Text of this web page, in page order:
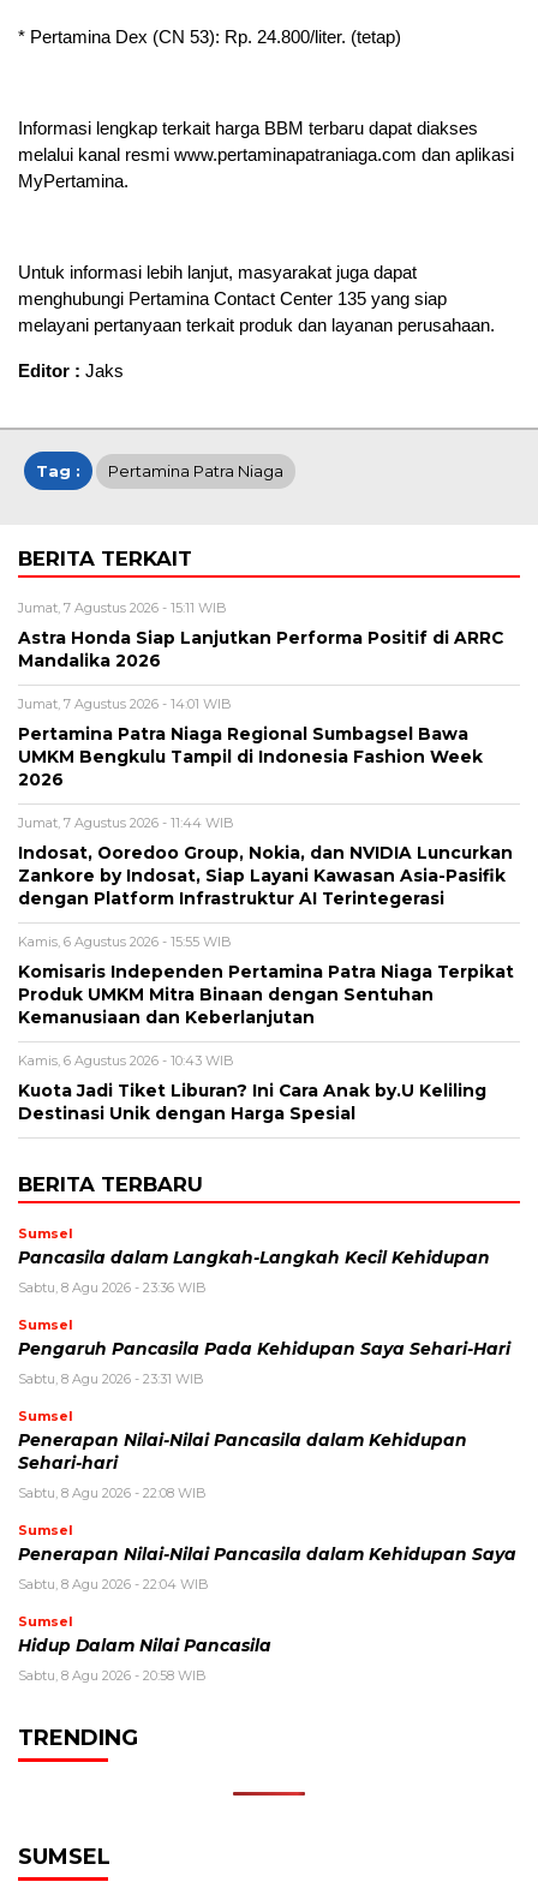
* Pertamina Dex (CN 53): Rp. 24.800/liter. (tetap)
Informasi lengkap terkait harga BBM terbaru dapat diakses
melalui kanal resmi www.pertaminapatraniaga.com dan aplikasi
MyPertamina.
Untuk informasi lebih lanjut, masyarakat juga dapat
menghubungi Pertamina Contact Center 135 yang siap
melayani pertanyaan terkait produk dan layanan perusahaan.
Editor : Jaks
Tag : Pertamina Patra Niaga
BERITA TERKAIT
Jumat, 7 Agustus 2026 - 15:11 WIB
Astra Honda Siap Lanjutkan Performa Positif di ARRC
Mandalika 2026
Jumat, 7 Agustus 2026 - 14:01 WIB
Pertamina Patra Niaga Regional Sumbagsel Bawa
UMKM Bengkulu Tampil di Indonesia Fashion Week
2026
Jumat, 7 Agustus 2026 - 11:44 WIB
Indosat, Ooredoo Group, Nokia, dan NVIDIA Luncurkan
Zankore by Indosat, Siap Layani Kawasan Asia-Pasifik
dengan Platform Infrastruktur AI Terintegerasi
Kamis, 6 Agustus 2026 - 15:55 WIB
Komisaris Independen Pertamina Patra Niaga Terpikat
Produk UMKM Mitra Binaan dengan Sentuhan
Kemanusiaan dan Keberlanjutan
Kamis, 6 Agustus 2026 - 10:43 WIB
Kuota Jadi Tiket Liburan? Ini Cara Anak by.U Keliling
Destinasi Unik dengan Harga Spesial
BERITA TERBARU
Sumsel
Pancasila dalam Langkah-Langkah Kecil Kehidupan
Sabtu, 8 Agu 2026 - 23:36 WIB
Sumsel
Pengaruh Pancasila Pada Kehidupan Saya Sehari-Hari
Sabtu, 8 Agu 2026 - 23:31 WIB
Sumsel
Penerapan Nilai-Nilai Pancasila dalam Kehidupan
Sehari-hari
Sabtu, 8 Agu 2026 - 22:08 WIB
Sumsel
Penerapan Nilai-Nilai Pancasila dalam Kehidupan Saya
Sabtu, 8 Agu 2026 - 22:04 WIB
Sumsel
Hidup Dalam Nilai Pancasila
Sabtu, 8 Agu 2026 - 20:58 WIB
TRENDING
SUMSEL